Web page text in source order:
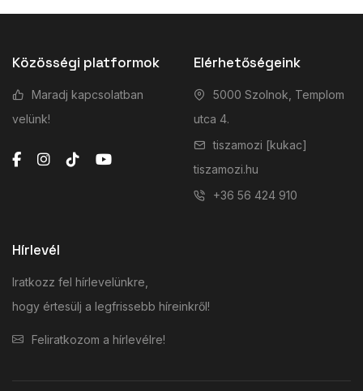
Közösségi platformok
Maradj kapcsolatban
velünk!
Elérhetőségeink
5000 Szolnok, Templom
utca 4.
tiszamozi [kukac]
tiszamozi.hu
+36 56 424 910
Hírlevél
Iratkozz fel hírlevelünkre,
hogy értesülj a legfrissebb híreinkről!
Feliratkozom a hírlevélre!